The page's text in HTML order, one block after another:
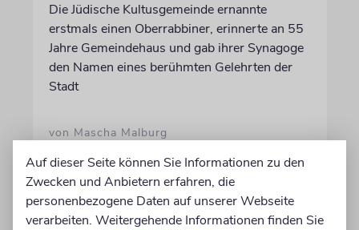
Die Jüdische Kultusgemeinde ernannte
erstmals einen Oberrabbiner, erinnerte an 55
Jahre Gemeindehaus und gab ihrer Synagoge
den Namen eines berühmten Gelehrten der
Stadt
von Mascha Malburg
Auf dieser Seite können Sie Informationen zu den
Zwecken und Anbietern erfahren, die
personenbezogene Daten auf unserer Webseite
verarbeiten. Weitergehende Informationen finden Sie